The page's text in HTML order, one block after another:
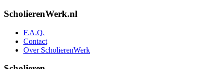
ScholierenWerk.nl
F.A.Q.
Contact
Over ScholierenWerk